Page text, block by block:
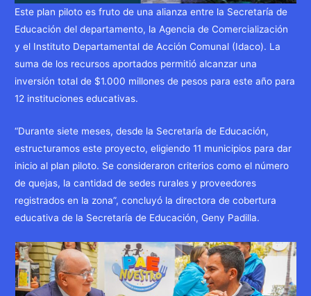
Este plan piloto es fruto de una alianza entre la Secretaría de
Educación del departamento, la Agencia de Comercialización
y el Instituto Departamental de Acción Comunal (Idaco). La
suma de los recursos aportados permitió alcanzar una
inversión total de $1.000 millones de pesos para este año para
12 instituciones educativas.
“Durante siete meses, desde la Secretaría de Educación,
estructuramos este proyecto, eligiendo 11 municipios para dar
inicio al plan piloto. Se consideraron criterios como el número
de quejas, la cantidad de sedes rurales y proveedores
registrados en la zona”, concluyó la directora de cobertura
educativa de la Secretaría de Educación, Geny Padilla.